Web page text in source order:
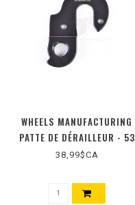
WHEELS MANUFACTURING
PATTE DE DÉRAILLEUR - 53
38,99$CA